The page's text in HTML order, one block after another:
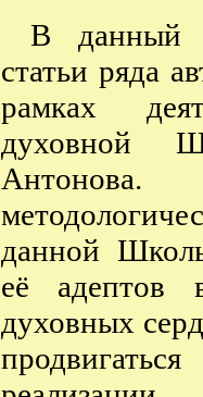
В данный
статьи ряда
рамках
духовной
данной
её адептов
духовных